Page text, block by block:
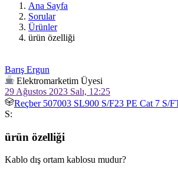
Ana Sayfa
Sorular
Ürünler
ürün özelliği
Barış Ergun
Elektromarketim Üyesi
29 Ağustos 2023 Salı, 12:25
Reçber 507003 SL900 S/F23 PE Cat 7 S/
S:
ürün özelliği
Kablo dış ortam kablosu mudur?